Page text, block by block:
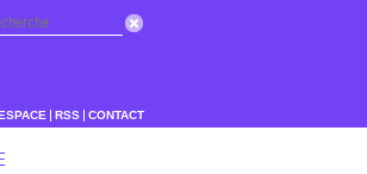
RSS CONTACT